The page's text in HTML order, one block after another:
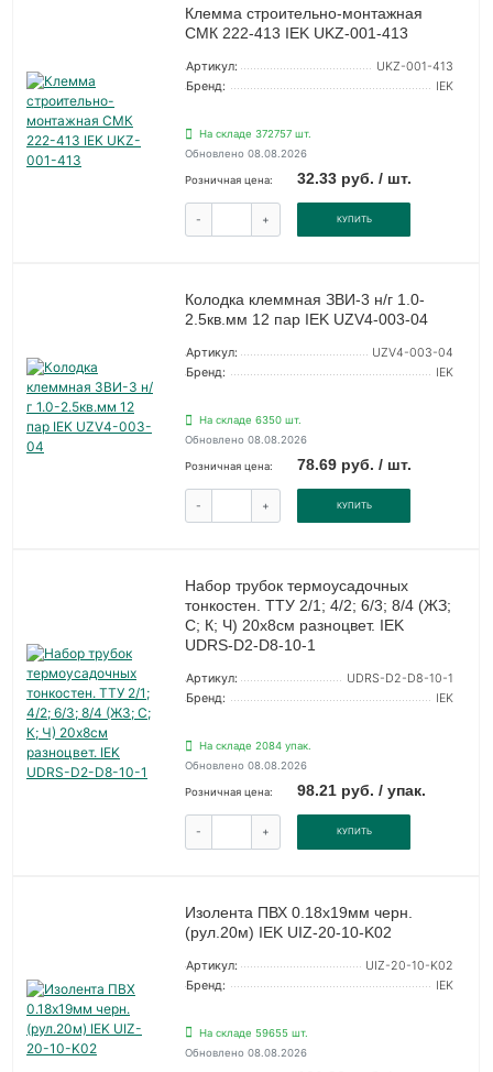
Клемма строительно-монтажная
СМК 222-413 IEK UKZ-001-413
Артикул:
UKZ-001-413
Бренд:
IEK
На складе 372757 шт.
Обновлено 08.08.2026
Розничная цена: 32.33 руб. / шт.
- + КУПИТЬ
Колодка клеммная ЗВИ-3 н/г 1.0-
2.5кв.мм 12 пар IEK UZV4-003-04
Артикул:
UZV4-003-04
Бренд:
IEK
На складе 6350 шт.
Обновлено 08.08.2026
Розничная цена: 78.69 руб. / шт.
- + КУПИТЬ
Набор трубок термоусадочных
тонкостен. ТТУ 2/1; 4/2; 6/3; 8/4 (ЖЗ;
С; К; Ч) 20х8см разноцвет. IEK
UDRS-D2-D8-10-1
Артикул:
UDRS-D2-D8-10-1
Бренд:
IEK
На складе 2084 упак.
Обновлено 08.08.2026
Розничная цена: 98.21 руб. / упак.
- + КУПИТЬ
Изолента ПВХ 0.18х19мм черн.
(рул.20м) IEK UIZ-20-10-K02
Артикул:
UIZ-20-10-K02
Бренд:
IEK
На складе 59655 шт.
Обновлено 08.08.2026